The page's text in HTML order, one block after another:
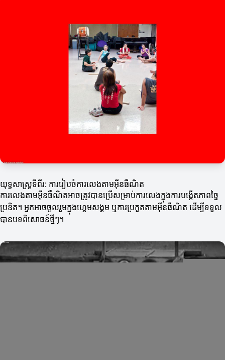
យុទ្ធសាស្ត្រទីពីរ: ការរៀបចំការលេងតាមអ៊ីនធឺណិត
ការលេងតាមអ៊ីនធឺណិតអាចត្រូវបានប្រើសម្រាប់ការលេងក្នុងការបង្កើតភាពច្នៃ
ប្រឌិត។ អ្នកអាចចូលរួមក្នុងហ្គេមសង្គម ឬការប្រកួតតាមអ៊ីនធឺណិត ដើម្បីទទួល
បានបទពិសោធន៍ថ្មីៗ។